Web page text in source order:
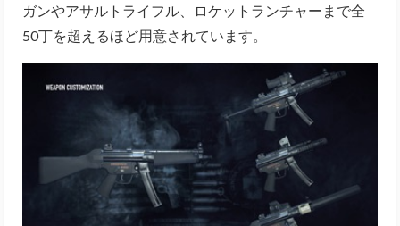
ガンやアサルトライフル、ロケットランチャーまで全
50丁を超えるほど用意されています。